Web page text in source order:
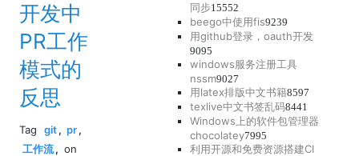
开发中
PR工作
模式的
反思
Tag git, pr,
工作流, on
同步15552
beego中使用fis9239
用github登录，oauth开发
9095
windows服务注册工具
nssm9027
用latex排版中文书籍8597
texlive中文书签乱码8441
Windows上的软件包管理器
chocolatey7995
利用开源和免费资源搭建CI